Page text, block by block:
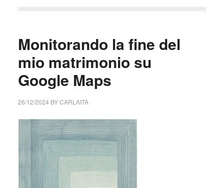
Monitorando la fine del
mio matrimonio su
Google Maps
26/12/2024 BYCARLAITA